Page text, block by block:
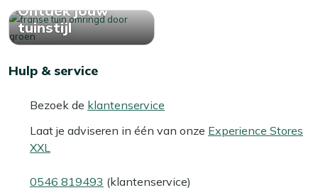
Ontdek jouw
tuinstijl
Hulp & service
Bezoek de klantenservice
Laat je adviseren in één van onze Experience Stores
XXL
0546 819493 (klantenservice)